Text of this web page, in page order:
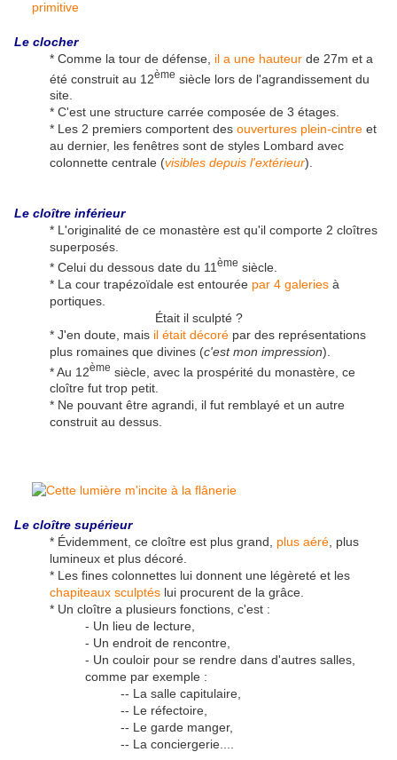
Le clocher
* Comme la tour de défense, il a une hauteur de 27m et a
été construit au 12ème siècle lors de l'agrandissement du
site.
* C'est une structure carrée composée de 3 étages.
* Les 2 premiers comportent des ouvertures plein-cintre et
au dernier, les fenêtres sont de styles Lombard avec
colonnette centrale (visibles depuis l'extérieur).
Le cloître inférieur
* L'originalité de ce monastère est qu'il comporte 2 cloîtres
superposés.
* Celui du dessous date du 11 ème siècle.
* La cour trapézoïdale est entourée par 4 galeries à
portiques.
Était il sculpté ?
* J'en doute, mais il était décoré par des représentations
plus romaines que divines (c'est mon impression).
* Au 12ème siècle, avec la prospérité du monastère, ce
cloître fut trop petit.
* Ne pouvant être agrandi, il fut remblayé et un autre
construit au dessus.
Le cloître supérieur
* Évidemment, ce cloître est plus grand, plus aéré, plus
lumineux et plus décoré.
* Les fines colonnettes lui donnent une légèreté et les
chapiteaux sculptés lui procurent de la grâce.
* Un cloître a plusieurs fonctions, c'est :
- Un lieu de lecture,
- Un endroit de rencontre,
- Un couloir pour se rendre dans d'autres salles,
comme par exemple :
-- La salle capitulaire,
-- Le réfectoire,
-- Le garde manger,
-- La conciergerie....